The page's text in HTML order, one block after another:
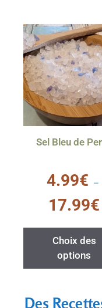
Sel Bleu de
s
u
5
4.99€ –
17.99€
Choix des
options
Des